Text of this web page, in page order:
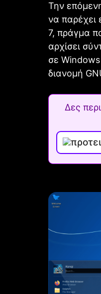
Την
να παρέχει
7, πράγμα
αρχίσει
σε
διανομή
Δες